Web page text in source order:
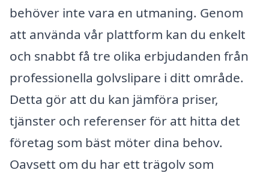
behöver inte vara en utmaning. Genom
att använda vår plattform kan du enkelt
och snabbt få tre olika erbjudanden från
professionella golvslipare i ditt område.
Detta gör att du kan jämföra priser,
tjänster och referenser för att hitta det
företag som bäst möter dina behov.
Oavsett om du har ett trägolv som